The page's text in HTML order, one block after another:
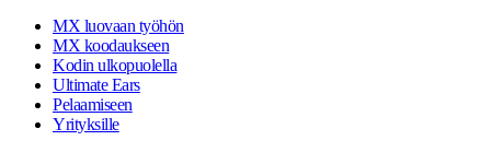
MX luovaan työhön
MX koodaukseen
Kodin ulkopuolella
Ultimate Ears
Pelaamiseen
Yrityksille